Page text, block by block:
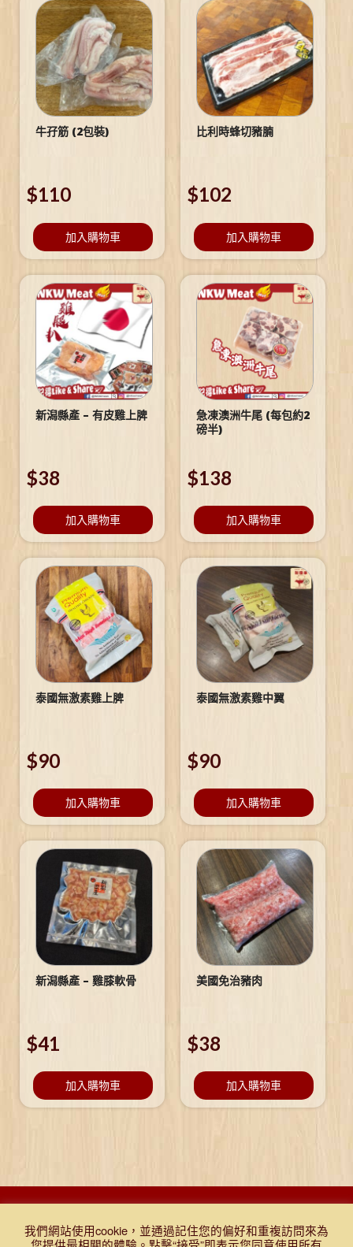
牛孖筋 (2包裝)
$110
加入購物車
比利時蜂切豬腩
$102
加入購物車
新潟縣產 – 有皮雞上脾
$38
加入購物車
急凍澳洲牛尾 (每包約2
磅半)
$138
加入購物車
泰國無激素雞上脾
$90
加入購物車
泰國無激素雞中翼
$90
加入購物車
新潟縣產 – 雞膝軟骨
$41
加入購物車
美國免治豬肉
$38
加入購物車
條款及細則| 免責聲明|門市報價表|TEST
我們網站使用cookie，並通過記住您的偏好和重複訪問來為